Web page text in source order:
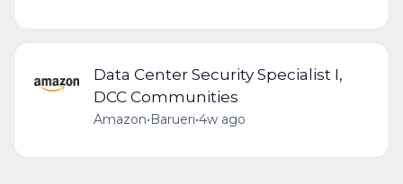
Data Center Security Specialist I,
DCC Communities
Amazon•Barueri•4w ago